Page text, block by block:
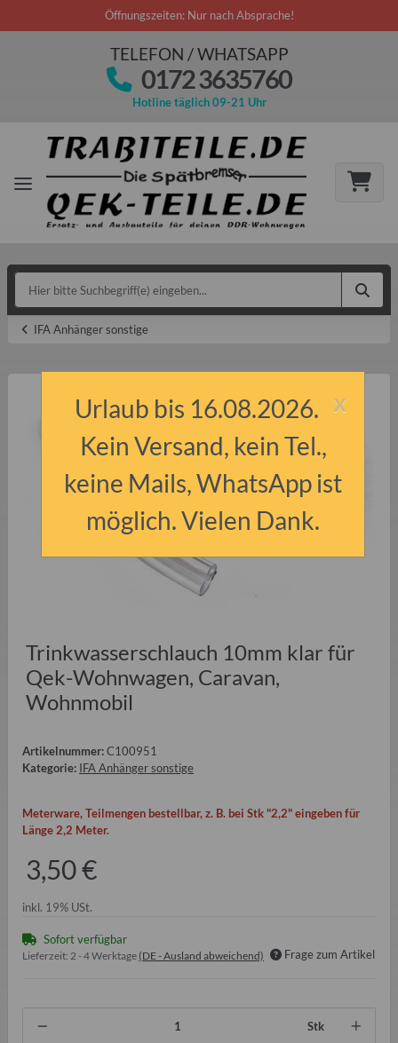
Öffnungszeiten: Nur nach Absprache!
TELEFON / WHATSAPP
0172 3635760
Hotline täglich 09-21 Uhr
IFA Anhänger sonstige
Trinkwasserschlauch 10mm klar für
Qek-Wohnwagen, Caravan,
Wohnmobil
Artikelnummer:C100951
Kategorie: IFA Anhänger sonstige
Meterware, Teilmengen bestellbar, z. B. bei Stk "2,2" eingeben für
Länge 2,2 Meter.
3,50 €
inkl. 19% USt.
Sofort verfügbar
Lieferzeit: 2 - 4 Werktage (DE - Ausland abweichend) Frage zum Artikel
Stk
x
Urlaub bis 16.08.2026.
Kein Versand, kein Tel.,
keine Mails, WhatsApp ist
möglich. Vielen Dank.